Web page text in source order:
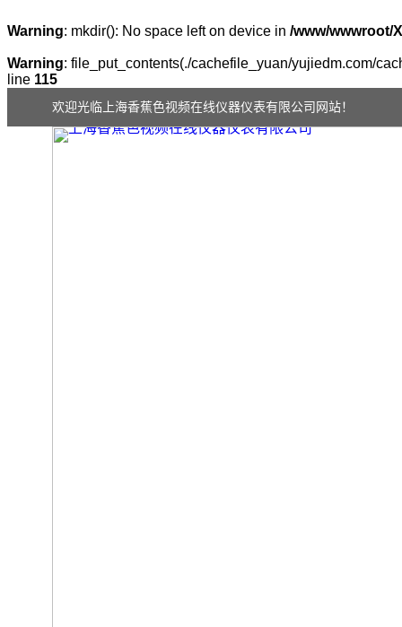
Warning: mkdir(): No space left on device in /www/wwwroot/
Warning: file_put_contents(./cachefile_yuan/yujiedm.com/
line 115
欢迎光临上海香蕉色视频在线仪器仪表有限公司网站！